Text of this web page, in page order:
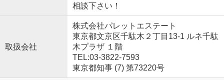
相談下さい！
取扱会社
株式会社パレットエステート
東京都文京区千駄木２丁目13-1 ルネ千駄
木プラザ １階
TEL:03-3822-7593
東京都知事 (7) 第73220号